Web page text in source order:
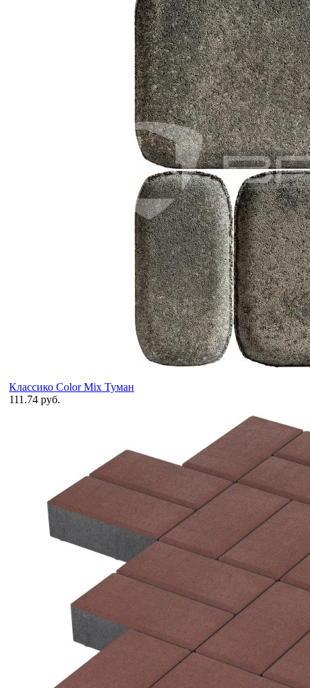
Классико Color Mix Туман
111.74 руб.